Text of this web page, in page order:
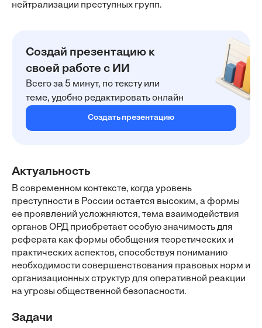
нейтрализации преступных групп.
Создай презентацию к
своей работе с ИИ
Всего за 5 минут, по тексту или
теме, удобно редактировать онлайн
Создать презентацию
Актуальность
В современном контексте, когда уровень
преступности в России остается высоким, а формы
ее проявлений усложняются, тема взаимодействия
органов ОРД приобретает особую значимость для
реферата как формы обобщения теоретических и
практических аспектов, способствуя пониманию
необходимости совершенствования правовых норм и
организационных структур для оперативной реакции
на угрозы общественной безопасности.
Задачи